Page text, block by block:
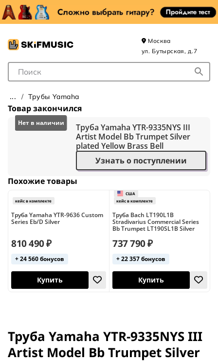
Поле для Поиска
Москва
ул. Бутырская, д.7
Трубы Yamaha
Товар закончился
Труба Yamaha YTR-9335NYS III
Artist Model Bb Trumpet Silver
plated Yellow Brass Bell
Узнать о поступлении
Похожие товары
Труба Yamaha YTR-9636 Custom
Series Eb/D Silver
кейс в комплекте
810 490 ₽
+ 24 560 бонусов
Труба Bach LT190L1B
Stradivarius Commercial Series
Bb Trumpet LT190SL1B Silver
кейс в
737 790 ₽
+ 22 357 бонусов
Труба Yamaha YTR-9335NYS III
Artist Model Bb Trumpet Silver